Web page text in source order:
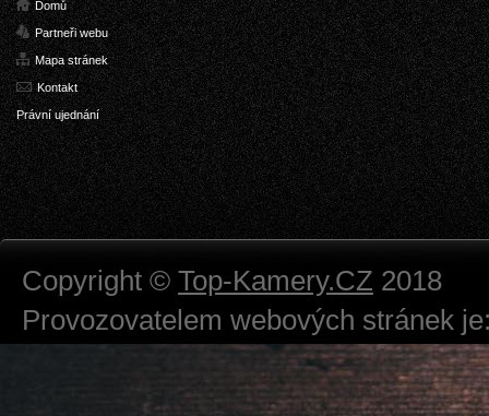
Domů
Partneři webu
Mapa stránek
Kontakt
Právní ujednání
Copyright © Top-Kamery.CZ 2018
Provozovatelem webových stránek
Právnická osoba podnikající dle